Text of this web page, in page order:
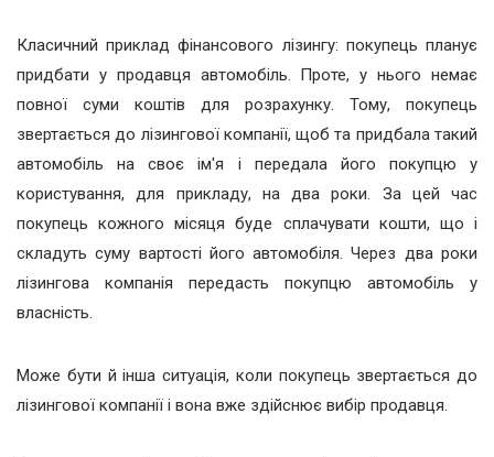
Класичний приклад фінансового лізингу: покупець планує
придбати у продавця автомобіль. Проте, у нього немає
повної суми коштів для розрахунку. Тому, покупець
звертається до лізингової компанії, щоб та придбала такий
автомобіль на своє ім'я і передала його покупцю у
користування, для прикладу, на два роки. За цей час
покупець кожного місяця буде сплачувати кошти, що і
складуть суму вартості його автомобіля. Через два роки
лізингова компанія передасть покупцю автомобіль у
власність.
Може бути й інша ситуація, коли покупець звертається до
лізингової компанії і вона вже здійснює вибір продавця.